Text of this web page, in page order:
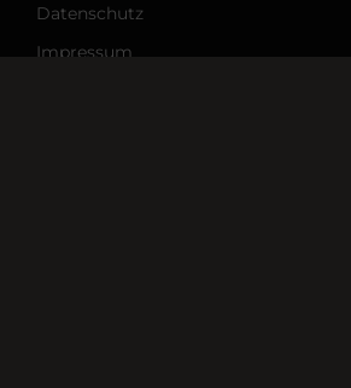
Datenschutz
Impressum